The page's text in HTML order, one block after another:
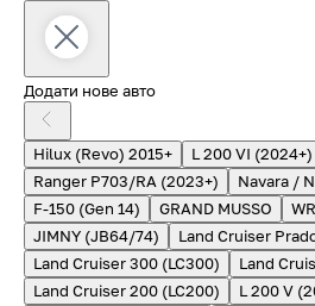
Додати нове авто
Hilux (Revo) 2015+ L 200 VI (2024+)
Ranger P703/RA (2023+)
Navara /
F-150 (Gen 14)
GRAND MUSSO
JIMNY (JB64/74)
Land Cruiser
Land Cruiser 300 (LC300)
Land
Land Cruiser 200 (LC200)
L 200 V